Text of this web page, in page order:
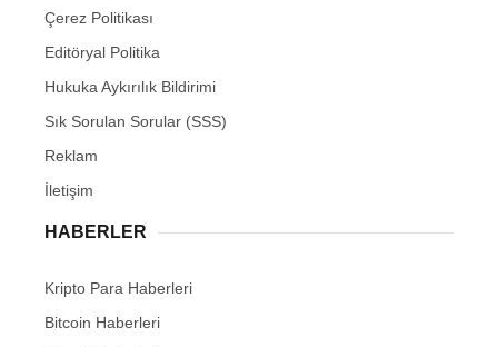
Çerez Politikası
Editöryal Politika
Hukuka Aykırılık Bildirimi
Sık Sorulan Sorular (SSS)
Reklam
İletişim
HABERLER
Kripto Para Haberleri
Bitcoin Haberleri